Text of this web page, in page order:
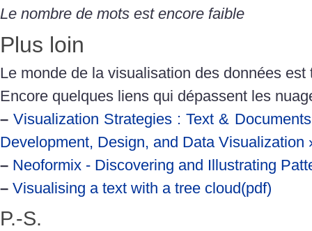
Le nombre de mots est encore faible
Plus loin
Le monde de la visualisation des données est
Encore quelques liens qui dépassent les
– Visualization Strategies : Text &
Development, Design, and Data Visualization
– Neoformix - Discovering and Illustrating
– Visualising a text with a tree cloud(pdf)
P.-S.